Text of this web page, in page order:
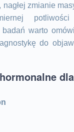
zmianie
warto
do